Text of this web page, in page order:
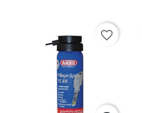
favorite_border